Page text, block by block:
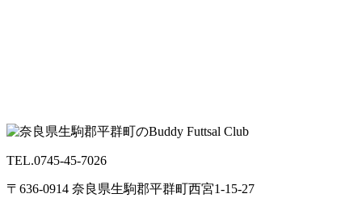
TEL.0745-45-7026
〒636-0914 奈良県生駒郡平群町西宮1-15-27